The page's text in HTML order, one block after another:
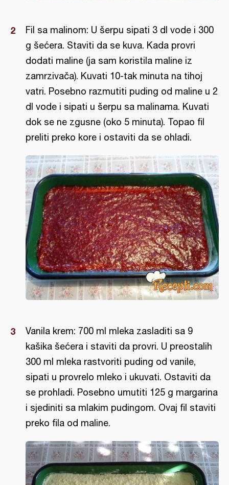
Fil sa malinom: U šerpu sipati 3 dl vode i 300
g šećera. Staviti da se kuva. Kada provri
dodati maline (ja sam koristila maline iz
zamrzivača). Kuvati 10-tak minuta na tihoj
vatri. Posebno razmutiti puding od maline u 2
dl vode i sipati u šerpu sa malinama. Kuvati
dok se ne zgusne (oko 5 minuta). Topao fil
preliti preko kore i ostaviti da se ohladi.
Vanila krem: 700 ml mleka zasladiti sa 9
kašika šećera i staviti da provri. U preostalih
300 ml mleka rastvoriti puding od vanile,
sipati u provrelo mleko i ukuvati. Ostaviti da
se prohladi. Posebno umutiti 125 g margarina
i sjediniti sa mlakim pudingom. Ovaj fil staviti
preko fila od maline.